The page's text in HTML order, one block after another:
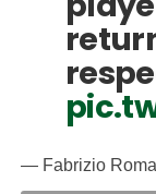
— Fabrizio